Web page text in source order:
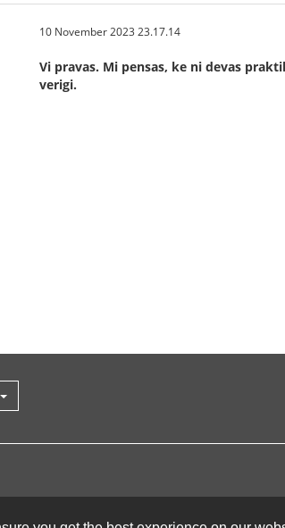
10 November 2023 23.17.14
Vi pravas. Mi pensas, ke ni devas
verigi.